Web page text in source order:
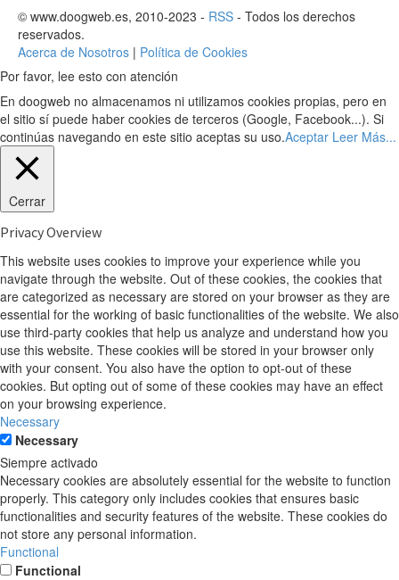
© www.doogweb.es, 2010-2023 - RSS - Todos los derechos
reservados.
Acerca de Nosotros | Política de Cookies
Por favor, lee esto con atención
En doogweb no almacenamos ni utilizamos cookies propias, pero en
el sitio sí puede haber cookies de terceros (Google, Facebook...). Si
continúas navegando en este sitio aceptas su uso.Aceptar Leer Más...
Cerrar
Privacy Overview
This website uses cookies to improve your experience while you
navigate through the website. Out of these cookies, the cookies that
are categorized as necessary are stored on your browser as they are
essential for the working of basic functionalities of the website. We also
use third-party cookies that help us analyze and understand how you
use this website. These cookies will be stored in your browser only
with your consent. You also have the option to opt-out of these
cookies. But opting out of some of these cookies may have an effect
on your browsing experience.
Necessary
Necessary
Siempre activado
Necessary cookies are absolutely essential for the website to function
properly. This category only includes cookies that ensures basic
functionalities and security features of the website. These cookies do
not store any personal information.
Functional
Functional